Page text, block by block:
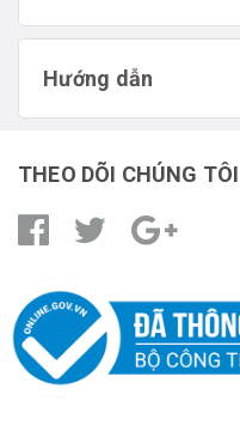
Hướng dẫn
THEO DÕI CHÚNG TÔI